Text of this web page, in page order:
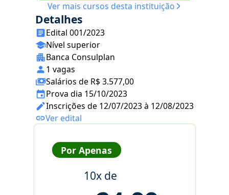
Ver mais cursos desta instituição
Detalhes
Edital 001/2023
Nível superior
Banca Consulplan
1 vagas
Salários de R$ 3.577,00
Prova dia 15/10/2023
Inscrições de 12/07/2023 à 12/08/2023
Ver edital
Por Apenas
10x de